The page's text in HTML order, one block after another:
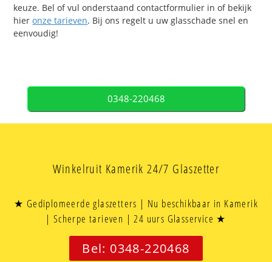
keuze. Bel of vul onderstaand contactformulier in of bekijk
hieronze tarieven. Bij ons regelt u uw glasschade snel en
eenvoudig!
0348-220468
Winkelruit Kamerik 24/7 Glaszetter
★ Gediplomeerde glaszetters | Nu beschikbaar in Kamerik
| Scherpe tarieven | 24 uurs Glasservice ★
Bel: 0348-220468